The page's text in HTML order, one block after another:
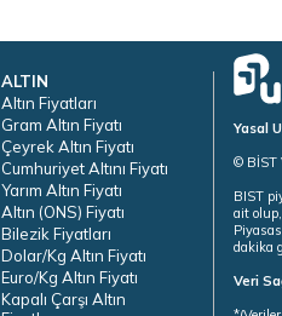
ALTIN
Altın Fiyatları
Gram Altın Fiyatı
Çeyrek Altın Fiyatı
Cumhuriyet Altını Fiyatı
Yarım Altın Fiyatı
Altın (ONS) Fiyatı
Bilezik Fiyatları
Dolar/Kg Altın Fiyatı
Euro/Kg Altın Fiyatı
Kapalı Çarşı Altın
Yasal
© BİST
BIST
ait
dakika
Veri